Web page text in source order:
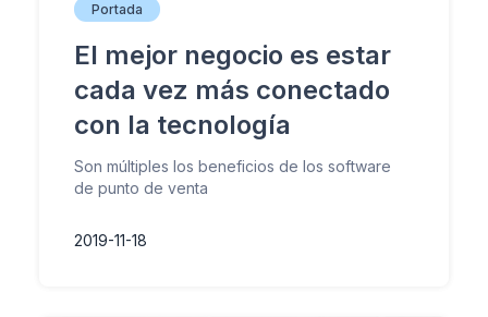
Portada
El mejor negocio es estar
cada vez más conectado
con la tecnología
Son múltiples los beneficios de los software
de punto de venta
2019-11-18